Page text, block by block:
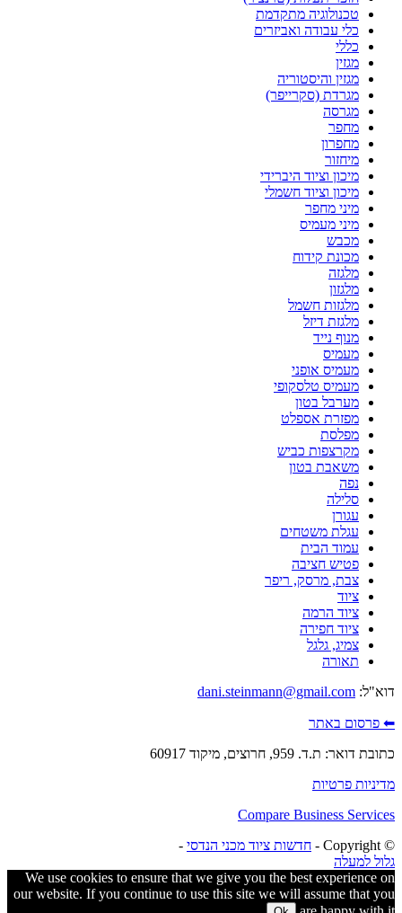
טכנולוגיה מתקדמת
כלי עבודה ואביזרים
כללי
מגזין
מגזין והיסטוריה
מגרדת (סקרייפר)
מגרסה
מחפר
מחפרון
מיחזור
מיכון וציוד היברידי
מיכון וציוד חשמלי
מיני מחפר
מיני מעמיס
מכבש
מכונת קידוח
מלגזה
מלגזון
מלגזות חשמל
מלגזת דיזל
מנוף נייד
מעמיס
מעמיס אופני
מעמיס טלסקופי
מערבל בטון
מפזרת אספלט
מפלסת
מקרצפות כביש
משאבת בטון
נפה
סלילה
עגורן
עגלת משטחים
עמוד הבית
פטיש חציבה
צבת, מרסק, ריפר
ציוד
ציוד הרמה
ציוד חפירה
צמיג, גלגל
תאורה
דוא"ל: dani.steinmann@gmail.com
⬅ פרסום באתר
כתובת דואר: ת.ד. 959, חרוצים, מיקוד 60917
מדיניות פרטיות
Compare Business Services
© ‫Copyright -
חדשות ציוד מכני הנדסי -
גלול למעלה
We use cookies to ensure that we give you the best experience on
our website. If you continue to use this site we will assume that you